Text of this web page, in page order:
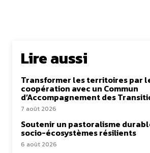
Lire aussi
Transformer les territoires par
coopération avec un Commun
d’Accompagnement des
7 août 2026
Soutenir un pastoralisme
socio-écosystèmes résilients
6 août 2026